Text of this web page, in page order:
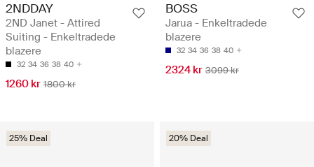
2NDDAY
2ND Janet - Attired
Suiting - Enkeltradede
blazere
32 34 36 38 40
1260 kr 1800 kr
BOSS
Jarua - Enkeltradede
blazere
32 34 36 38 40
2324 kr 3099 kr
25% Deal 20% Deal